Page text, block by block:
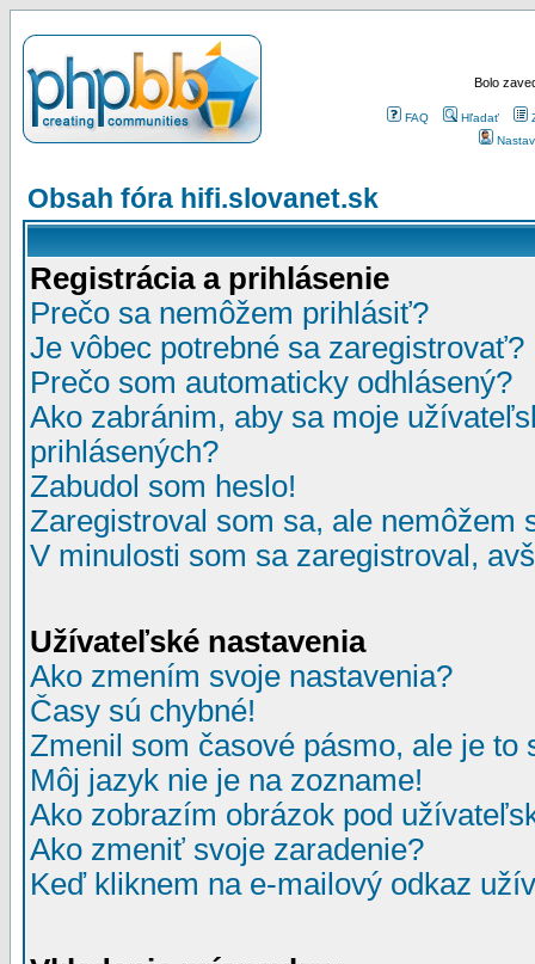
Bolo
FAQ Hľadať
Obsah fóra hifi.slovanet.sk
Registrácia a prihlásenie
Prečo sa nemôžem prihlásiť?
Je vôbec potrebné sa zaregistrovať?
Prečo som automaticky odhlásený?
Ako zabránim, aby sa moje
prihlásených?
Zabudol som heslo!
Zaregistroval som sa, ale nemôžem
V minulosti som sa zaregistroval,
Užívateľské nastavenia
Ako zmením svoje nastavenia?
Časy sú chybné!
Zmenil som časové pásmo, ale je to
Môj jazyk nie je na zozname!
Ako zobrazím obrázok pod
Ako zmeniť svoje zaradenie?
Keď kliknem na e-mailový odkaz